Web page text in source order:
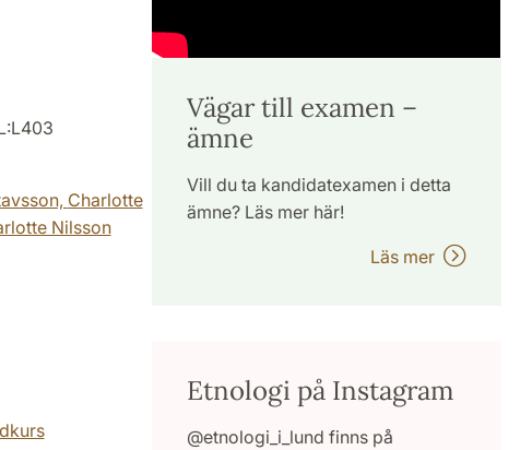
Charlotte
Nilsson
Vägar till examen –
ämne
Vill du ta kandidatexamen i detta
ämne? Läs mer här!
Läs mer
Etnologi på Instagram
@etnologi_i_lund finns på